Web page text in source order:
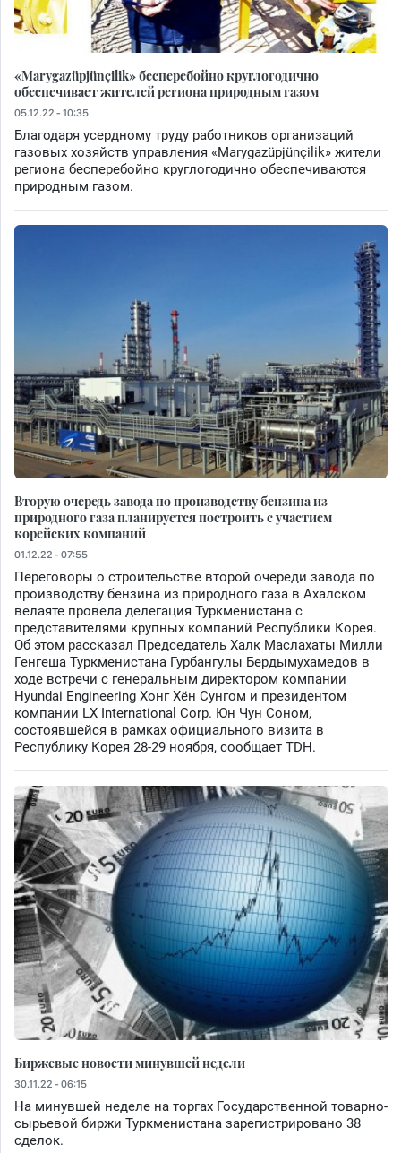
«Marygazüpjünçilik» бесперебойно круглогодично
обеспечивает жителей региона природным газом
05.12.22 - 10:35
Благодаря усердному труду работников организаций
газовых хозяйств управления «Marygazüpjünçilik» жители
региона бесперебойно круглогодично обеспечиваются
природным газом.
Вторую очередь завода по производству бензина из
природного газа планируется построить с участием
корейских компаний
01.12.22 - 07:55
Переговоры о строительстве второй очереди завода по
производству бензина из природного газа в Ахалском
велаяте провела делегация Туркменистана с
представителями крупных компаний Республики Корея.
Об этом рассказал Председатель Халк Маслахаты Милли
Генгеша Туркменистана Гурбангулы Бердымухамедов в
ходе встречи с генеральным директором компании
Hyundai Engineering Хонг Хён Сунгом и президентом
компании LX International Corp. Юн Чун Соном,
состоявшейся в рамках официального визита в
Республику Корея 28-29 ноября, сообщает TDH.
Биржевые новости минувшей недели
30.11.22 - 06:15
На минувшей неделе на торгах Государственной товарно-
сырьевой биржи Туркменистана зарегистрировано 38
сделок.